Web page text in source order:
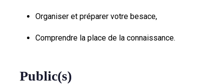
Organiser et préparer votre besace,
Comprendre la place de la connaissance.
Public(s)